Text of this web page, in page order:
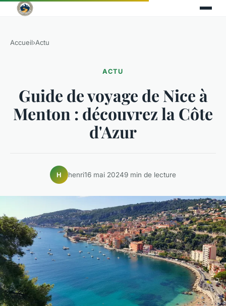
Accueil›Actu
ACTU
Guide de voyage de Nice à
Menton : découvrez la Côte
d'Azur
H henri16 mai 20249 min de lecture